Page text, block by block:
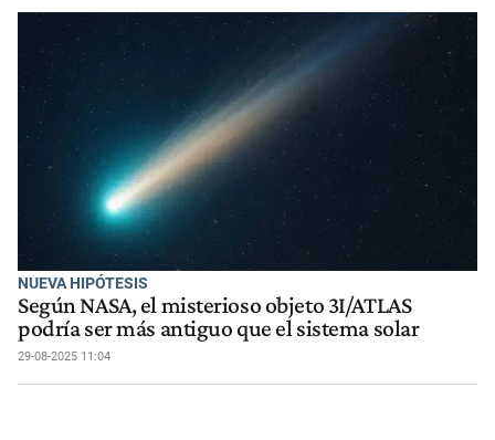
NUEVA HIPÓTESIS
Según NASA, el misterioso objeto 3I/ATLAS
podría ser más antiguo que el sistema solar
29-08-2025 11:04